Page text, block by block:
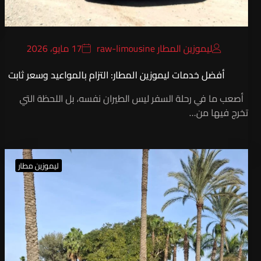
ليموزين المطار raw-limousine
17 مايو، 2026
أفضل خدمات ليموزين المطار: التزام بالمواعيد وسعر ثابت
أصعب ما في رحلة السفر ليس الطيران نفسه، بل اللحظة التي
تخرج فيها من…
ليموزين مطار